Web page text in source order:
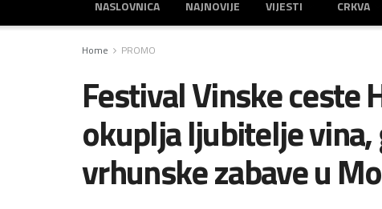
NASLOVNICA NAJNOVIJE VIJESTI CRKVA
Home PROMO
Festival Vinske ceste
okuplja ljubitelje
vrhunske zabave u